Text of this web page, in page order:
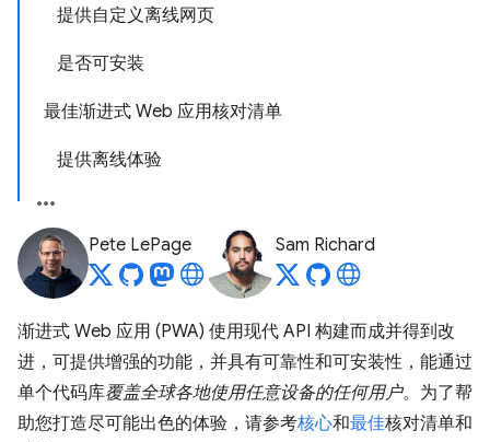
提供自定义离线网页
是否可安装
最佳渐进式 Web 应用核对清单
提供离线体验
Pete LePage Sam Richard
渐进式 Web 应用 (PWA) 使用现代 API 构建而成并得到改
进，可提供增强的功能，并具有可靠性和可安装性，能通过
单个代码库覆盖全球各地使用任意设备的任何用户。为了帮
助您打造尽可能出色的体验，请参考核心和最佳核对清单和